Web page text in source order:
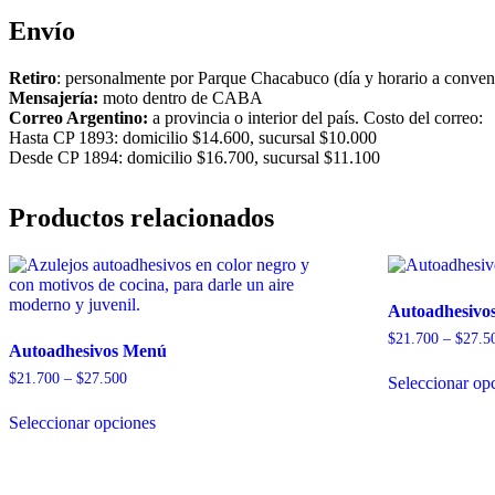
Envío
Retiro: personalmente por Parque Chacabuco (día y horario a
Mensajería: moto dentro de CABA
Correo Argentino: a provincia o interior del país. Costo del correo:
Hasta CP 1893: domicilio $14.600, sucursal $10.000
Desde CP 1894: domicilio $16.700, sucursal $11.100
Productos relacionados
Autoadhesivos Menú
$21.700 – $27.500Price
through
Seleccionar opcionesproduct
$21.700 – $
Seleccionar